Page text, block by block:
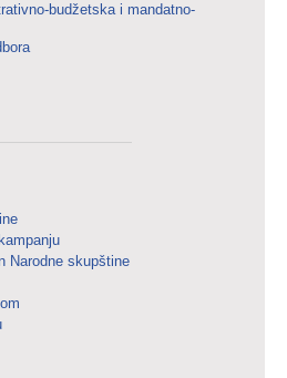
budžetska i mandatno-
Narodne skupštine